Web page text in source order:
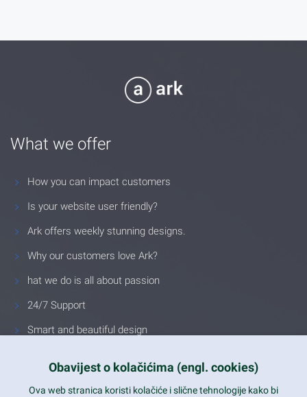
What we offer
How you can impact customers
Is your website user friendly?
Ark offers weekly stunning designs.
Why our customers love Ark?
hat we do is all about passion
24/7 Support
Smart and beautiful design
Obavijest o kolačićima (engl. cookies)
Ova web stranica koristi kolačiće i slične tehnologije kako bi